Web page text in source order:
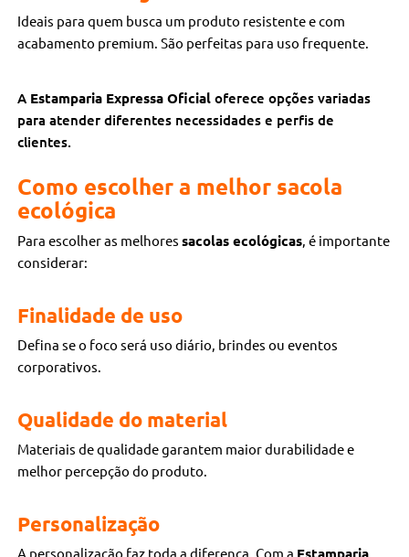
Ideais para quem busca um produto resistente e com
acabamento premium. São perfeitas para uso frequente.
A Estamparia Expressa Oficial oferece opções variadas
para atender diferentes necessidades e perfis de
clientes.
Como escolher a melhor sacola
ecológica
Para escolher as melhoressacolas ecológicas, é importante
considerar:
Finalidade de uso
Defina se o foco será uso diário, brindes ou eventos
corporativos.
Qualidade do material
Materiais de qualidade garantem maior durabilidade e
melhor percepção do produto.
Personalização
A personalização faz toda a diferença. Com a